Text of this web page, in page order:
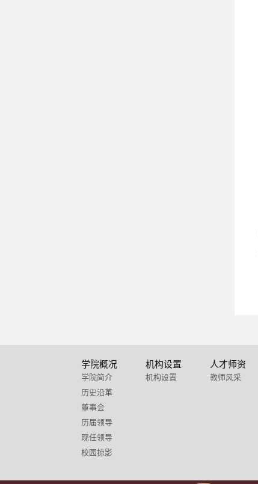
学院概况
学院简介
历史沿革
董事会
历届领导
现任领导
校园掠影
机构设置
机构设置
人才师资
教师风采